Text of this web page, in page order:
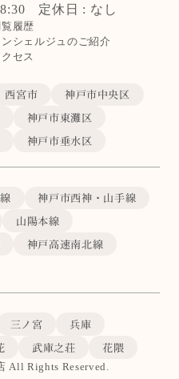
定休日 : なし
履歴
ンシェルジュのご紹介
セス
西宮市
神戸市中央区
神戸市東灘区
神戸市垂水区
神戸市西神・山手線
山陽本線
神戸高速南北線
三ノ宮
兵庫
武庫之荘 花隈
All Rights Reserved.